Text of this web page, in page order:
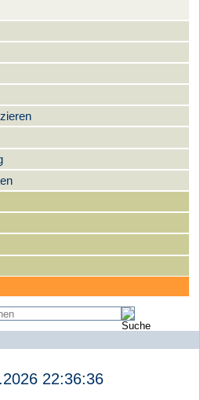
22:36:36